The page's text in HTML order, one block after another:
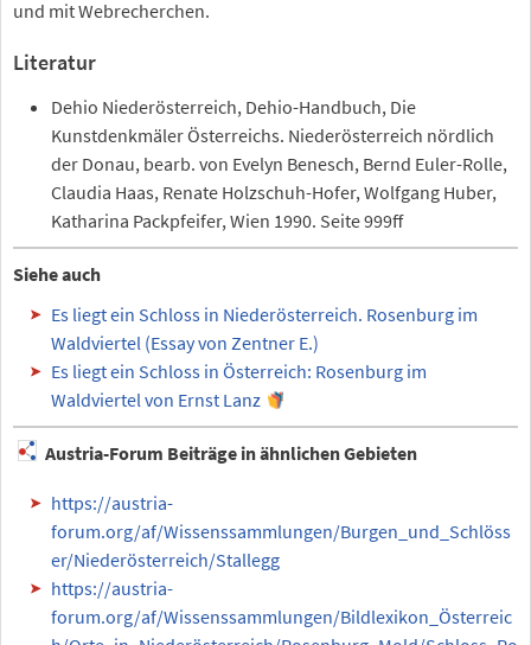
und mit Webrecherchen.
Literatur
Dehio Niederösterreich, Dehio-Handbuch, Die
Kunstdenkmäler Österreichs. Niederösterreich nördlich
der Donau, bearb. von Evelyn Benesch, Bernd Euler-Rolle,
Claudia Haas, Renate Holzschuh-Hofer, Wolfgang Huber,
Katharina Packpfeifer, Wien 1990. Seite 999ff
Siehe auch
Es liegt ein Schloss in Niederösterreich. Rosenburg im
Waldviertel (Essay von Zentner E.)
Es liegt ein Schloss in Österreich: Rosenburg im
Waldviertel von Ernst Lanz
Austria-Forum Beiträge in ähnlichen Gebieten
https://austria-
forum.org/af/Wissenssammlungen/Burgen_und_Schlöss
er/Niederösterreich/Stallegg
https://austria-
forum.org/af/Wissenssammlungen/Bildlexikon_Österreic